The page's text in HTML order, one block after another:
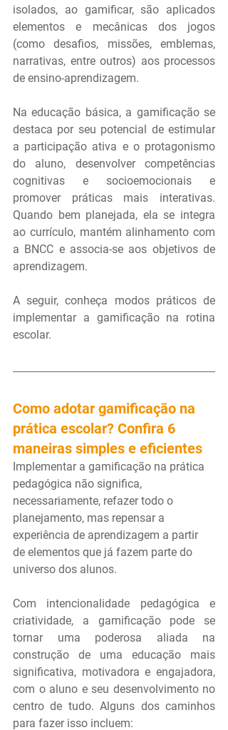
isolados, ao gamificar, são aplicados
elementos e mecânicas dos jogos
(como desafios, missões, emblemas,
narrativas, entre outros) aos processos
de ensino-aprendizagem.
Na educação básica, a gamificação se
destaca por seu potencial de estimular
a participação ativa e o protagonismo
do aluno, desenvolver competências
cognitivas e socioemocionais e
promover práticas mais interativas.
Quando bem planejada, ela se integra
ao currículo, mantém alinhamento com
a BNCC e associa-se aos objetivos de
aprendizagem.
A seguir, conheça modos práticos de
implementar a gamificação na rotina
escolar.
Como adotar gamificação na
prática escolar? Confira 6
maneiras simples e eficientes
Implementar a gamificação na prática
pedagógica não significa,
necessariamente, refazer todo o
planejamento, mas repensar a
experiência de aprendizagem a partir
de elementos que já fazem parte do
universo dos alunos.
Com intencionalidade pedagógica e
criatividade, a gamificação pode se
tornar uma poderosa aliada na
construção de uma educação mais
significativa, motivadora e engajadora,
com o aluno e seu desenvolvimento no
centro de tudo. Alguns dos caminhos
para fazer isso incluem: